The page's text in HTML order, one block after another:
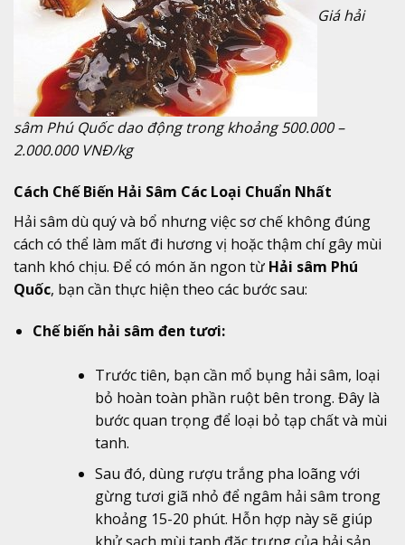
Giá hải
sâm Phú Quốc dao động trong khoảng 500.000 –
2.000.000 VNĐ/kg
Cách Chế Biến Hải Sâm Các Loại Chuẩn Nhất
Hải sâm dù quý và bổ nhưng việc sơ chế không đúng
cách có thể làm mất đi hương vị hoặc thậm chí gây mùi
tanh khó chịu. Để có món ăn ngon từ Hải sâm Phú
Quốc, bạn cần thực hiện theo các bước sau:
Chế biến hải sâm đen tươi:
Trước tiên, bạn cần mổ bụng hải sâm, loại
bỏ hoàn toàn phần ruột bên trong. Đây là
bước quan trọng để loại bỏ tạp chất và mùi
tanh.
Sau đó, dùng rượu trắng pha loãng với
gừng tươi giã nhỏ để ngâm hải sâm trong
khoảng 15-20 phút. Hỗn hợp này sẽ giúp